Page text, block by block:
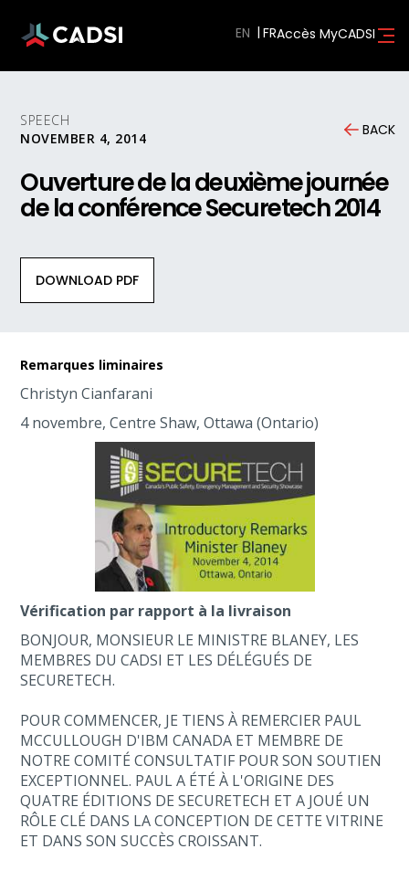
EN Accès MyCADSI
SPEECH
NOVEMBER 4, 2014
BACK
Ouverture de la deuxième journée
de la conférence Securetech 2014
DOWNLOAD PDF
Remarques liminaires
Christyn Cianfarani
4 novembre, Centre Shaw, Ottawa (Ontario)
Vérification par rapport à la livraison
BONJOUR, MONSIEUR LE MINISTRE BLANEY, LES
MEMBRES DU CADSI ET LES DÉLÉGUÉS DE
SECURETECH.
POUR COMMENCER, JE TIENS À REMERCIER PAUL
MCCULLOUGH D'IBM CANADA ET MEMBRE DE
NOTRE COMITÉ CONSULTATIF POUR SON SOUTIEN
EXCEPTIONNEL. PAUL A ÉTÉ À L'ORIGINE DES
QUATRE ÉDITIONS DE SECURETECH ET A JOUÉ UN
RÔLE CLÉ DANS LA CONCEPTION DE CETTE VITRINE
ET DANS SON SUCCÈS CROISSANT.